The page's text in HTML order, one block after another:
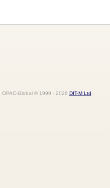
OPAC-Global © 1999 - 2026 DIT-M Ltd